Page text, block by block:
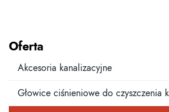
Oferta
Akcesoria kanalizacyjne
Głowice ciśnieniowe do czyszczenia